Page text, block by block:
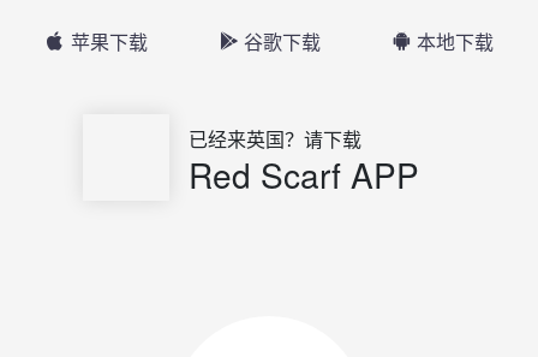
苹果下载 谷歌下载 本地下载
已经来英国？请下载
Red Scarf APP